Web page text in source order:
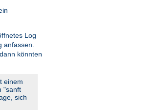
Log
anfassen.
könnten
einem
"sanft
sich